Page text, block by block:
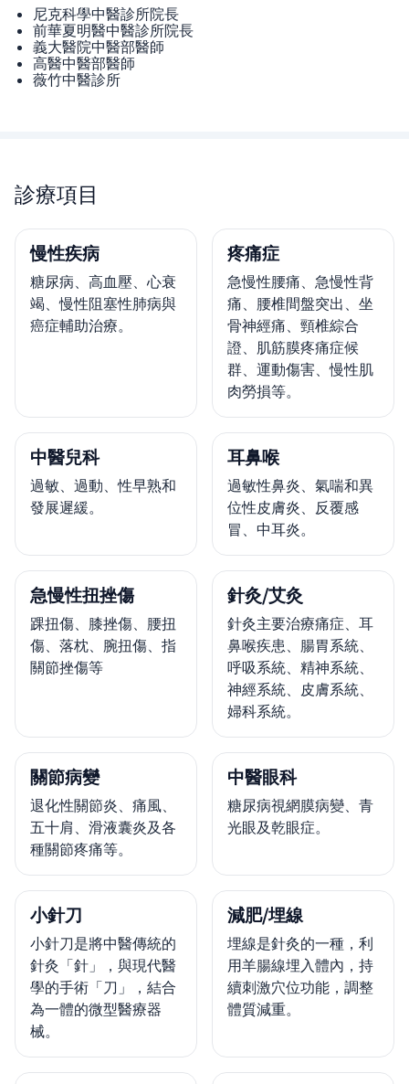
尼克科學中醫診所院長
前華夏明醫中醫診所院長
義大醫院中醫部醫師
高醫中醫部醫師
薇竹中醫診所
診療項目
慢性疾病
糖尿病、高血壓、心衰
竭、慢性阻塞性肺病與
癌症輔助治療。
疼痛症
急慢性腰痛、急慢性背
痛、腰椎間盤突出、坐
骨神經痛、頸椎綜合
證、肌筋膜疼痛症候
群、運動傷害、慢性肌
肉勞損等。
中醫兒科
過敏、過動、性早熟和
發展遲緩。
耳鼻喉
過敏性鼻炎、氣喘和異
位性皮膚炎、反覆感
冒、中耳炎。
急慢性扭挫傷
踝扭傷、膝挫傷、腰扭
傷、落枕、腕扭傷、指
關節挫傷等
針灸/艾灸
針灸主要治療痛症、耳
鼻喉疾患、腸胃系統、
呼吸系統、精神系統、
神經系統、皮膚系統、
婦科系統。
關節病變
退化性關節炎、痛風、
五十肩、滑液囊炎及各
種關節疼痛等。
中醫眼科
糖尿病視網膜病變、青
光眼及乾眼症。
小針刀
小針刀是將中醫傳統的
針灸「針」，與現代醫
學的手術「刀」，結合
為一體的微型醫療器
械。
減肥/埋線
埋線是針灸的一種，利
用羊腸線埋入體內，持
續刺激穴位功能，調整
體質減重。